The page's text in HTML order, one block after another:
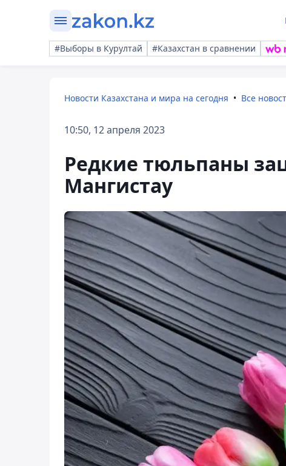
#Выборы в Курултай #Казахстан в сравнении
Новости Казахстана и мира на сегодня Все
10:50, 12 апреля 2023
Редкие тюльпаны
Мангистау